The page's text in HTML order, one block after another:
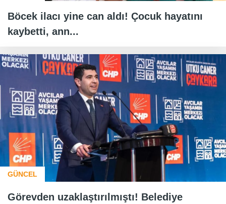
Böcek ilacı yine can aldı! Çocuk hayatını
kaybetti, ann...
GÜNCEL
Görevden uzaklaştırılmıştı! Belediye